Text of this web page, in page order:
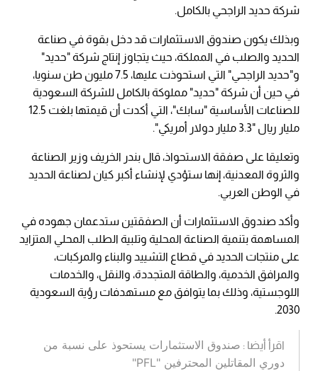
شركة حديد الراجحي بالكامل.
وبذلك يكون صندوق الاستثمارات قد دخل بقوة في صناعة
الحديد والصلب في المملكة، حيث يتجاوز إنتاج شركة "حديد"
و"حديد الراجحي" التي استحوذت عليها، 7.5 مليون طن سنويا،
في حين أن شركة "حديد" مملوكة بالكامل للشركة السعودية
للصناعات الأساسية "سابك"، التي أكدت أن قيمتها بلغت 12.5
مليار ريال "3.3 مليار دولار أمريكي".
وتعليقا على صفقة الاستحواذ، قال بندر الخريف وزير الصناعة
والثروة المعدنية، إنها ستؤدي لإنشاء أكبر كيان لصناعة الحديد
في الوطن العربي.
وأكد صندوق الاستثمارات أن الصفقتين ستدعمان جهوده في
المساهمة بتنمية الصناعة المحلية وتلبية الطلب المحلي المتزايد
على منتجات الحديد في قطاع التشييد والبناء والمركبات،
والمرافق الخدمية، والطاقة المتجددة، والنقل، والخدمات
اللوجستية، وذلك بما يتوافق مع مستهدفات رؤية السعودية
2030.
اقرأ أيضا : صندوق الاستثمارات يستحوذ على نسبة من
دوري المقاتلين المحترفين "PFL"